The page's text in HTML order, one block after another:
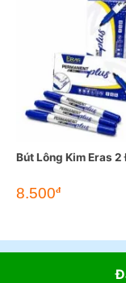
Bút Lông Kim Eras 2
8.500đ